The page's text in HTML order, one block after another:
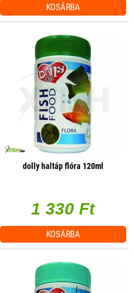
KOSÁRBA
dolly haltáp flóra 120ml
1 330 Ft
KOSÁRBA